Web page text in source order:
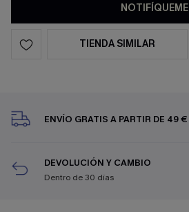
NOTIFÍQUEME
TIENDA SIMILAR
ENVÍO GRATIS A PARTIR DE 49 €
DEVOLUCIÓN Y CAMBIO
Dentro de 30 días